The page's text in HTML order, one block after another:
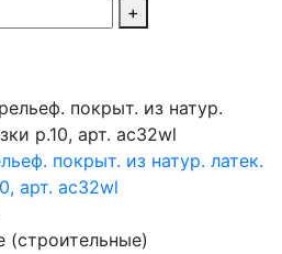
+
покрыт. из натур. латек.
арт. ac32wl
(строительные)